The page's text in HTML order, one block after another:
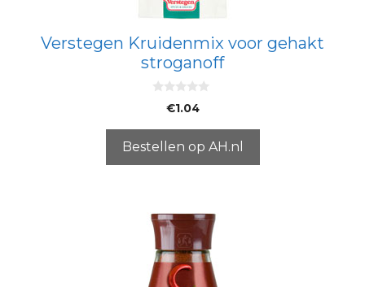
Verstegen Kruidenmix voor gehakt
stroganoff
5
€1.04
Bestellen op AH.nl